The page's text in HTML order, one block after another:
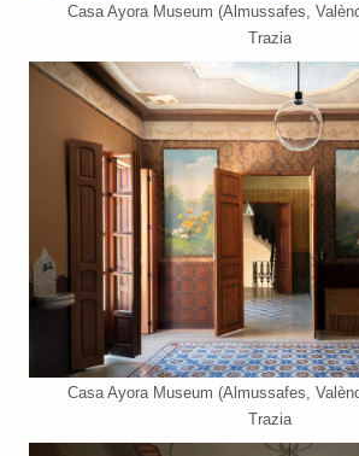
Casa Ayora Museum (Almussafes,
Trazia
Casa Ayora Museum (Almussafes,
Trazia